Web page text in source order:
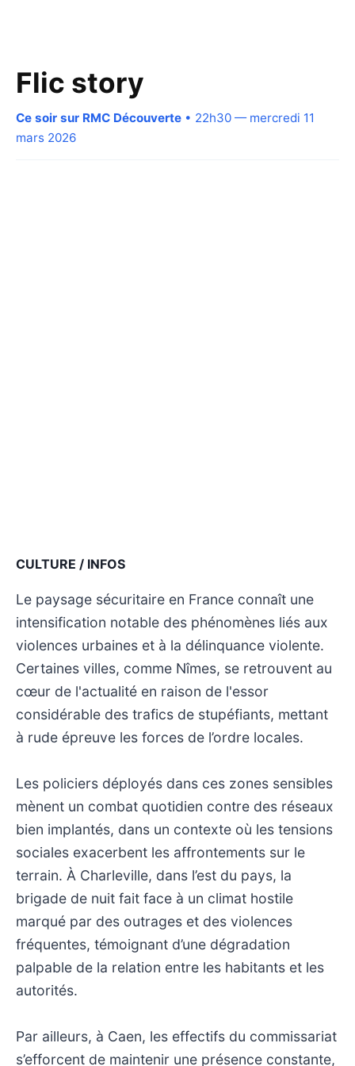
Flic story
Ce soir sur RMC Découverte • 22h30 — mercredi 11
mars 2026
CULTURE / INFOS
Le paysage sécuritaire en France connaît une
intensification notable des phénomènes liés aux
violences urbaines et à la délinquance violente.
Certaines villes, comme Nîmes, se retrouvent au
cœur de l'actualité en raison de l'essor
considérable des trafics de stupéfiants, mettant
à rude épreuve les forces de l’ordre locales.
Les policiers déployés dans ces zones sensibles
mènent un combat quotidien contre des réseaux
bien implantés, dans un contexte où les tensions
sociales exacerbent les affrontements sur le
terrain. À Charleville, dans l’est du pays, la
brigade de nuit fait face à un climat hostile
marqué par des outrages et des violences
fréquentes, témoignant d’une dégradation
palpable de la relation entre les habitants et les
autorités.
Par ailleurs, à Caen, les effectifs du commissariat
s’efforcent de maintenir une présence constante,